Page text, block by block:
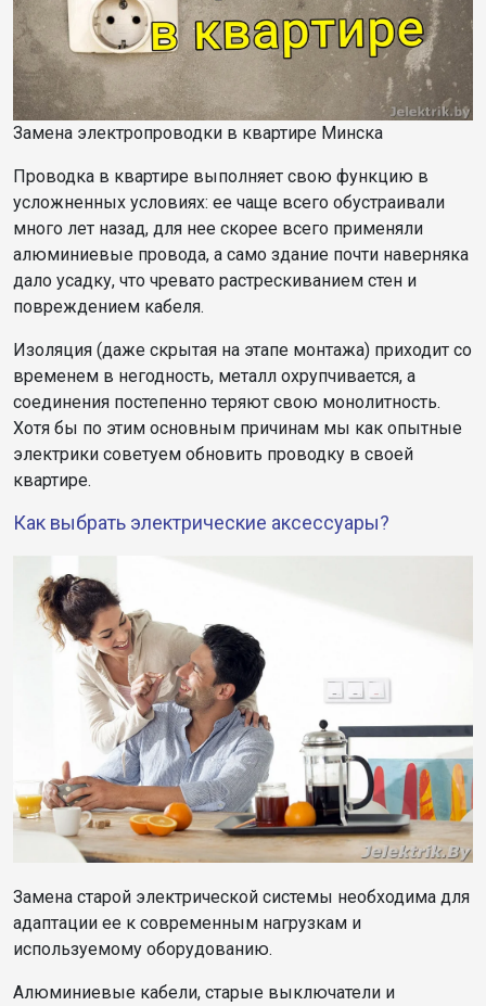
Замена электропроводки в квартире Минска
Проводка в квартире выполняет свою функцию в
усложненных условиях: ее чаще всего обустраивали
много лет назад, для нее скорее всего применяли
алюминиевые провода, а само здание почти наверняка
дало усадку, что чревато растрескиванием стен и
повреждением кабеля.
Изоляция (даже скрытая на этапе монтажа) приходит со
временем в негодность, металл охрупчивается, а
соединения постепенно теряют свою монолитность.
Хотя бы по этим основным причинам мы как опытные
электрики советуем обновить проводку в своей
квартире.
Как выбрать электрические аксессуары?
Замена старой электрической системы необходима для
адаптации ее к современным нагрузкам и
используемому оборудованию.
Алюминиевые кабели, старые выключатели и